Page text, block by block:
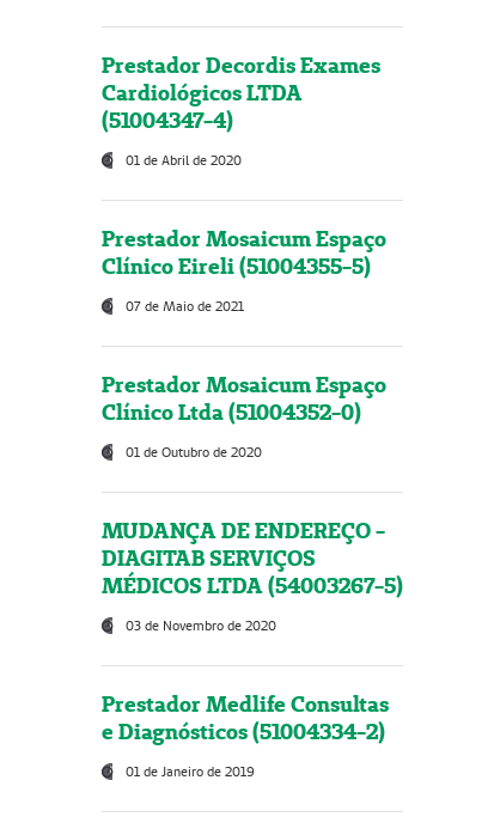
Prestador Decordis Exames
Cardiológicos LTDA
(51004347-4)
01 de Abril de 2020
Prestador Mosaicum Espaço
Clínico Eireli (51004355-5)
07 de Maio de 2021
Prestador Mosaicum Espaço
Clínico Ltda (51004352-0)
01 de Outubro de 2020
MUDANÇA DE ENDEREÇO -
DIAGITAB SERVIÇOS
MÉDICOS LTDA (54003267-5)
03 de Novembro de 2020
Prestador Medlife Consultas
e Diagnósticos (51004334-2)
01 de Janeiro de 2019